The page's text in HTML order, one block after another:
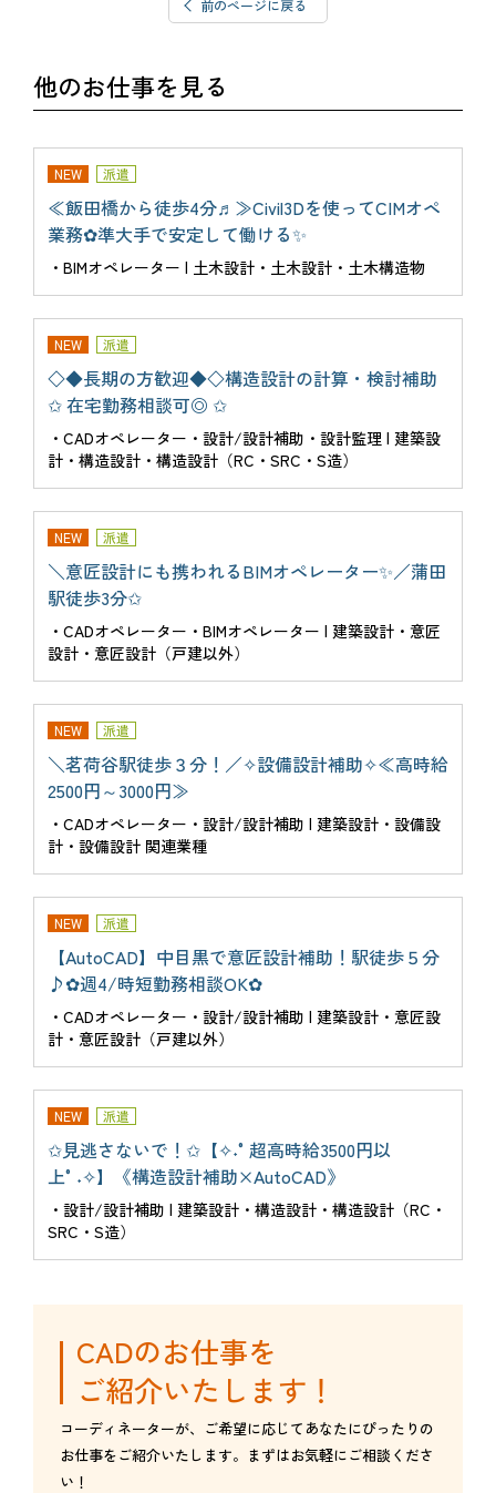
前のページに戻る
他のお仕事を見る
NEW 派遣
≪飯田橋から徒歩4分♬≫Civil3Dを使ってCIMオペ
業務✿準大手で安定して働ける✨
・BIMオペレーター | 土木設計・土木設計・土木構造物
NEW 派遣
◇◆長期の方歓迎◆◇構造設計の計算・検討補助
✩ 在宅勤務相談可◎ ✩
・CADオペレーター・設計/設計補助・設計監理 | 建築設
計・構造設計・構造設計（RC・SRC・S造）
NEW 派遣
＼意匠設計にも携われるBIMオペレーター✨／蒲田
駅徒歩3分✩
・CADオペレーター・BIMオペレーター | 建築設計・意匠
設計・意匠設計（戸建以外）
NEW 派遣
＼茗荷谷駅徒歩３分！／✧設備設計補助✧≪高時給
2500円～3000円≫
・CADオペレーター・設計/設計補助 | 建築設計・設備設
計・設備設計 関連業種
NEW 派遣
【AutoCAD】中目黒で意匠設計補助！駅徒歩５分
♪✿週4/時短勤務相談OK✿
・CADオペレーター・設計/設計補助 | 建築設計・意匠設
計・意匠設計（戸建以外）
NEW 派遣
✩見逃さないで！✩【✧˖°超高時給3500円以
上°˖✧】《構造設計補助×AutoCAD》
・設計/設計補助 | 建築設計・構造設計・構造設計（RC・
SRC・S造）
CADのお仕事を
ご紹介いたします！
コーディネーターが、ご希望に応じてあなたにぴったりの
お仕事をご紹介いたします。まずはお気軽にご相談くださ
い！